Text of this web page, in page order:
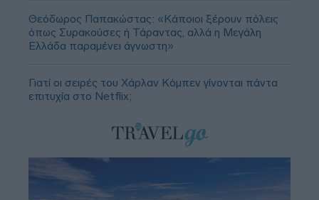
Θεόδωρος Παπακώστας: «Κάποιοι ξέρουν πόλεις
όπως Συρακούσες ή Τάραντας, αλλά η Μεγάλη
Ελλάδα παραμένει άγνωστη»
Γιατί οι σειρές του Χάρλαν Κόμπεν γίνονται πάντα
επιτυχία στο Netflix;